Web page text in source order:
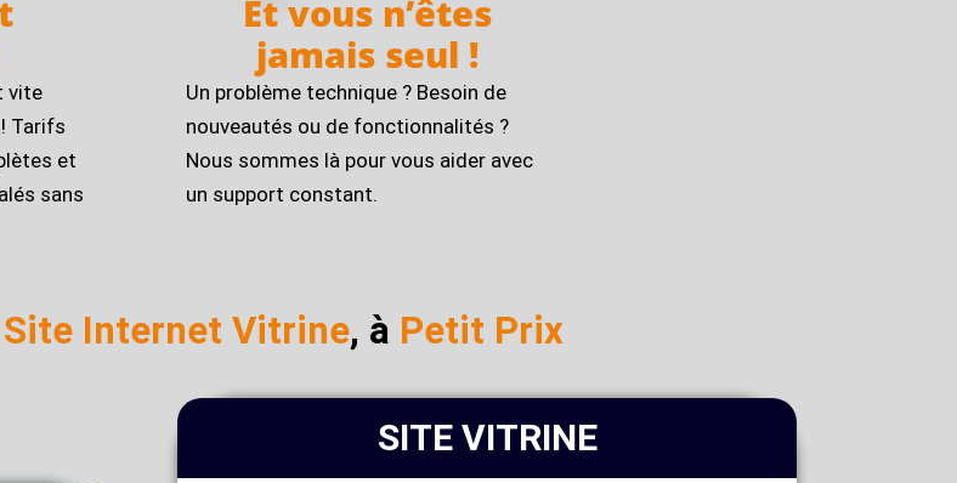
vite
Tarifs
et
sans
Et vous n’êtes
jamais seul !
Un problème technique ? Besoin de
nouveautés ou de fonctionnalités ?
Nous sommes là pour vous aider avec
un support constant.
Internet Vitrine, à Petit Prix
SITE VITRINE